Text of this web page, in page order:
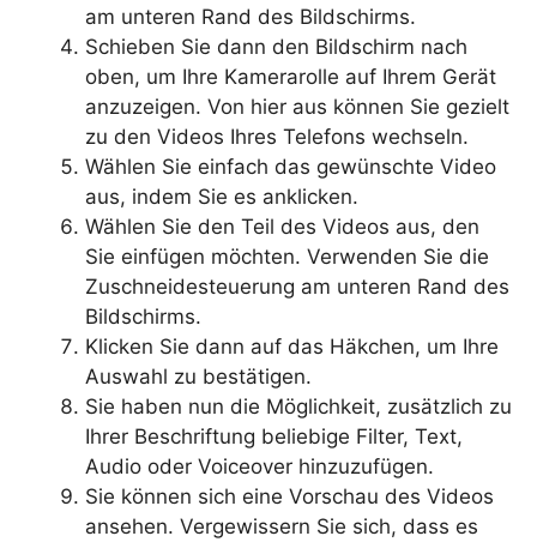
am unteren Rand des Bildschirms.
Schieben Sie dann den Bildschirm nach
oben, um Ihre Kamerarolle auf Ihrem Gerät
anzuzeigen. Von hier aus können Sie gezielt
zu den Videos Ihres Telefons wechseln.
Wählen Sie einfach das gewünschte Video
aus, indem Sie es anklicken.
Wählen Sie den Teil des Videos aus, den
Sie einfügen möchten. Verwenden Sie die
Zuschneidesteuerung am unteren Rand des
Bildschirms.
Klicken Sie dann auf das Häkchen, um Ihre
Auswahl zu bestätigen.
Sie haben nun die Möglichkeit, zusätzlich zu
Ihrer Beschriftung beliebige Filter, Text,
Audio oder Voiceover hinzuzufügen.
Sie können sich eine Vorschau des Videos
ansehen. Vergewissern Sie sich, dass es